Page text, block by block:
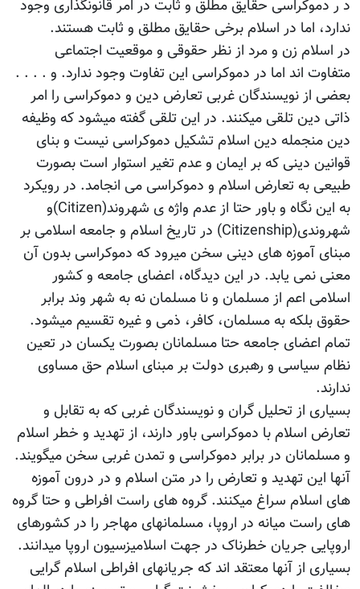
د ر دموکراسی حقایق مطلق و ثابت در امر قانونگذاری وجود
ندارد، اما در اسلام برخی حقایق مطلق و ثابت هستند.
در اسلام زن و مرد از نظر حقوقی و موقعیت اجتماعی
متفاوت اند اما در دموکراسی این تفاوت وجود ندارد. و . . . .
بعضی از نویسندگان غربی تعارض دین و دموکراسی را امر
ذاتی دین تلقی میکنند. در این تلقی گفته میشود که وظیفه
دین منجمله دین اسلام تشکیل دموکراسی نیست و بنای
قوانین دینی که بر ایمان و عدم تغیر استوار است بصورت
طبیعی به تعارض اسلام و دموکراسی می انجامد. در رویکرد
به این نگاه و باور حتا از عدم واژه ی شهروند(Citizen)و
شهروندی(Citizenship) در تاریخ اسلام و جامعه اسلامی بر
مبنای آموزه های دینی سخن میرود که دموکراسی بدون آن
معنی نمی یابد. در این دیدگاه، اعضای جامعه و کشور
اسلامی اعم از مسلمان و نا مسلمان نه به شهر وند برابر
حقوق بلکه به مسلمان، کافر، ذمی و غیره تقسیم میشود.
تمام اعضای جامعه حتا مسلمانان بصورت یکسان در تعین
نظام سیاسی و رهبری دولت بر مبنای اسلام حق مساوی
ندارند.
بسیاری از تحلیل گران و نویسندگان غربی که به تقابل و
تعارض اسلام با دموکراسی باور دارند، از تهدید و خطر اسلام
و مسلمانان در برابر دموکراسی و تمدن غربی سخن میگویند.
آنها این تهدید و تعارض را در متن اسلام و در درون آموزه
های اسلام سراغ میکنند. گروه های راست افراطی و حتا گروه
های راست میانه در اروپا، مسلمانهای مهاجر را در کشورهای
اروپایی جریان خطرناک در جهت اسلامیزسیون اروپا میدانند.
بسیاری از آنها معتقد اند که جریانهای افراطی اسلام گرایی